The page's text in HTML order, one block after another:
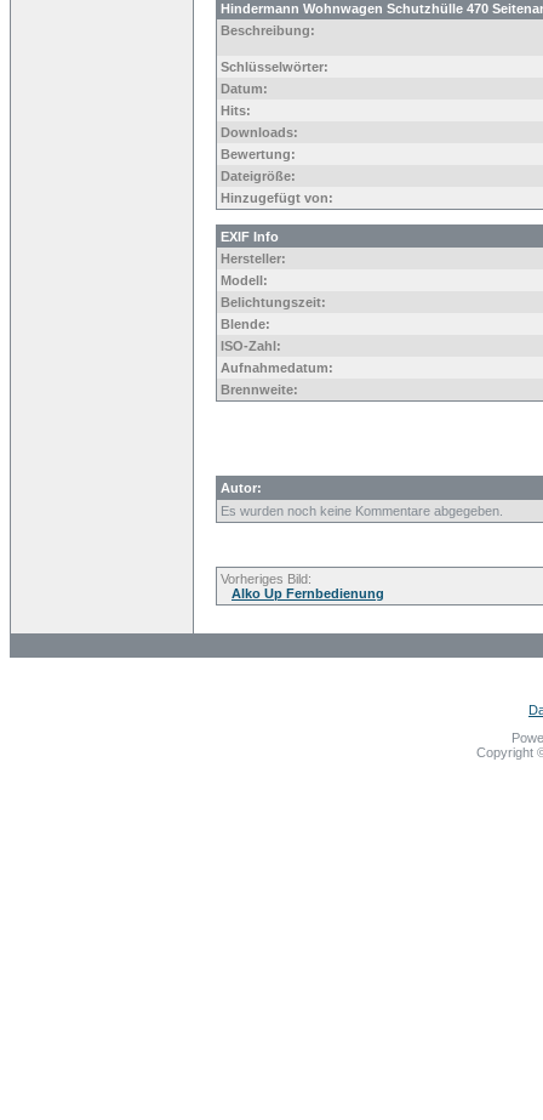
Hindermann Wohnwagen Schutzhülle 470
Beschreibung:
Schlüsselwörter:
Datum:
Hits:
Downloads:
Bewertung:
Dateigröße:
Hinzugefügt von:
EXIF Info
Hersteller:
Modell:
Belichtungszeit:
Blende:
ISO-Zahl:
Aufnahmedatum:
Brennweite:
Autor:
Es wurden noch keine Kommentare abgegeben.
Vorheriges Bild:
Alko Up Fernbedienung
Copyright